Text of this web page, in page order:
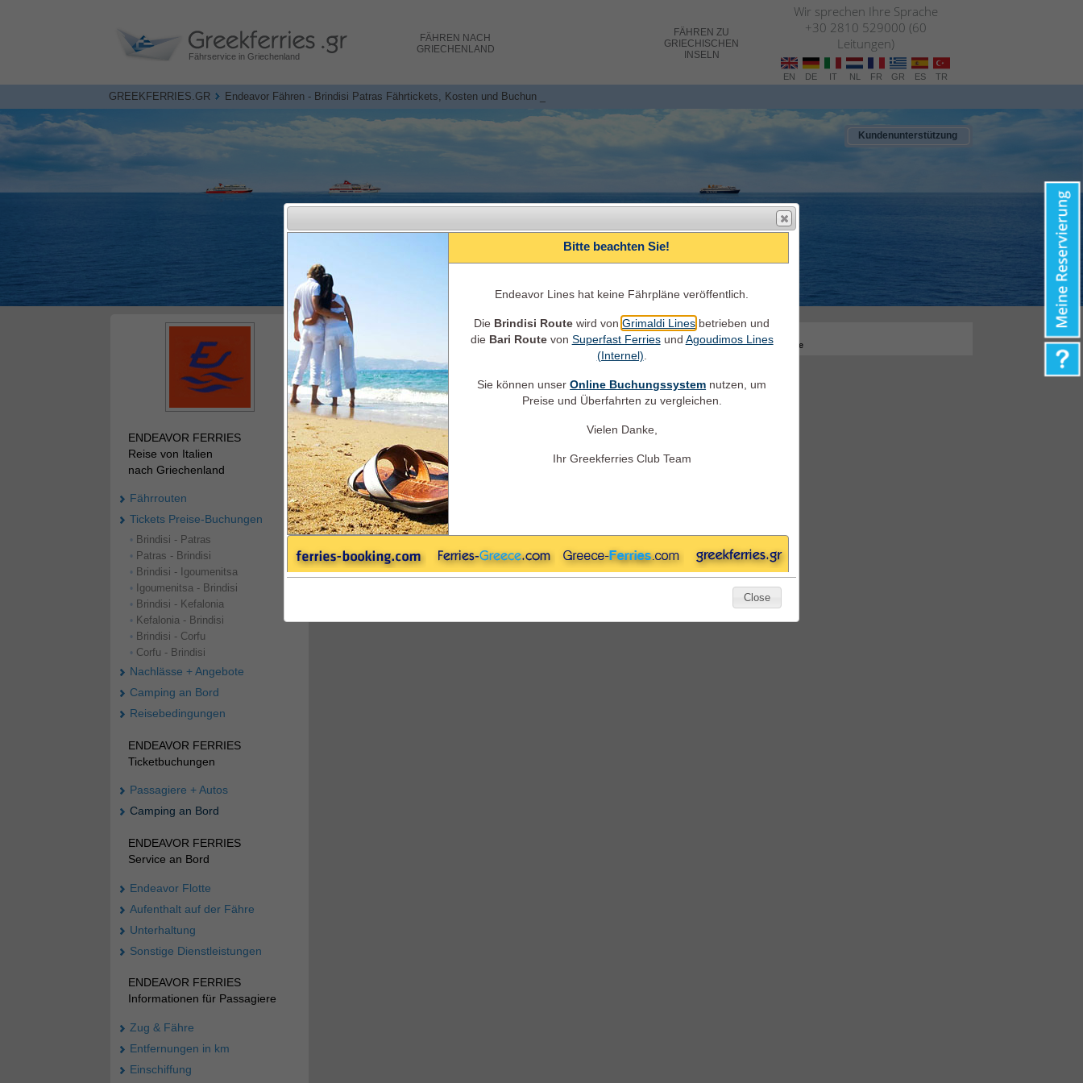
Fährservice in Griechenland
FÄHREN NACH
GRIECHENLAND
FÄHRENZU
GRIECHISCHEN
INSELN
Wir sprechen Ihre Sprache
+30 2810 529000 (60
Leitungen)
EN DE IT NL FR GR ES TR
GREEKFERRIES.GR Endeavor Fähren - Brindisi Patras Fährtickets, Kosten und Buchungen
Kundenunterstützung
ENDEAVOR FERRIES
Reise von Italien
nach Griechenland
Fährrouten
Tickets Preise-Buchungen
• Brindisi - Patras
• Patras - Brindisi
• Brindisi - Igoumenitsa
• Igoumenitsa - Brindisi
• Brindisi - Kefalonia
• Kefalonia - Brindisi
• Brindisi - Corfu
• Corfu - Brindisi
Nachlässe + Angebote
Camping an Bord
Reisebedingungen
ENDEAVOR FERRIES
Ticketbuchungen
Passagiere + Autos
Camping an Bord
ENDEAVOR FERRIES
Service an Bord
Endeavor Flotte
Aufenthalt auf der Fähre
Unterhaltung
Sonstige Dienstleistungen
ENDEAVOR FERRIES
Informationen für Passagiere
Zug & Fähre
Entfernungen in km
Einschiffung
Italien-Griechenland Fähren Tickets ONLINE buchen
Fährverbindungen, Fahrzeiten, Verfügbarkeit, Informationen und Service
Hin + Zurück
Abfahrt
Bitte beachten Sie!
Endeavor Lines hat keine Fährpläne veröffentlich.
Die Brindisi Route wird vonGrimaldi Lines betrieben und
die Bari Routevon Superfast Ferriesund Agoudimos Lines
(Internel)
Sie können unserOnline Buchungssystem nutzen, um
Preise und Überfahrten zu vergleichen.
Vielen Danke,
Ihr Greekferries Club Team
Close